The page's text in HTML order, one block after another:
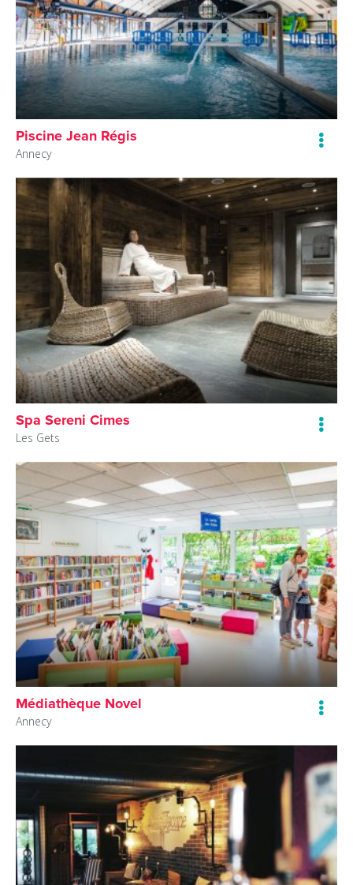
Piscine Jean Régis
Annecy
Spa Sereni Cimes
Les Gets
Médiathèque Novel
Annecy